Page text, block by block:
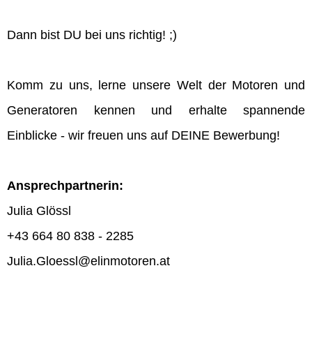
Dann bist DU bei uns richtig! ;)
Komm zu uns, lerne unsere Welt der Motoren und
Generatoren kennen und erhalte spannende
Einblicke - wir freuen uns auf DEINE Bewerbung!
Ansprechpartnerin:
Julia Glössl
+43 664 80 838 - 2285
Julia.Gloessl@elinmotoren.at